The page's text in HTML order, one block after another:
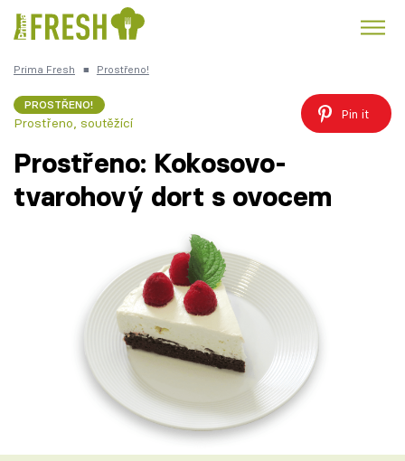
Česká kuchyně
TV Program
Škola vaření
Prima Fresh ■ Prostřeno!
PROSTŘENO!
Prostřeno, soutěžící
Pin it
Prostřeno: Kokosovo-
tvarohový dort s ovocem